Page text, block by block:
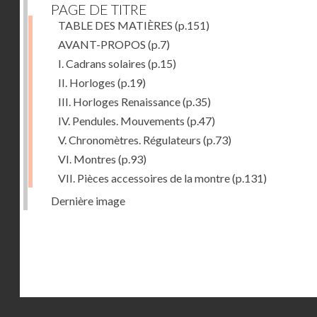
PAGE DE TITRE
TABLE DES MATIÈRES (p.151)
AVANT-PROPOS (p.7)
I. Cadrans solaires (p.15)
II. Horloges (p.19)
III. Horloges Renaissance(p.35)
IV. Pendules. Mouvements (p.47)
V. Chronomètres. Régulateurs (p.73)
VI. Montres (p.93)
VII. Pièces accessoires de la montre(p.131)
Dernière image